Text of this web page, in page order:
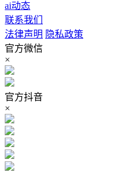
ai动态
联系我们
法律声明 隐私政策
官方微信
×
官方抖音
×